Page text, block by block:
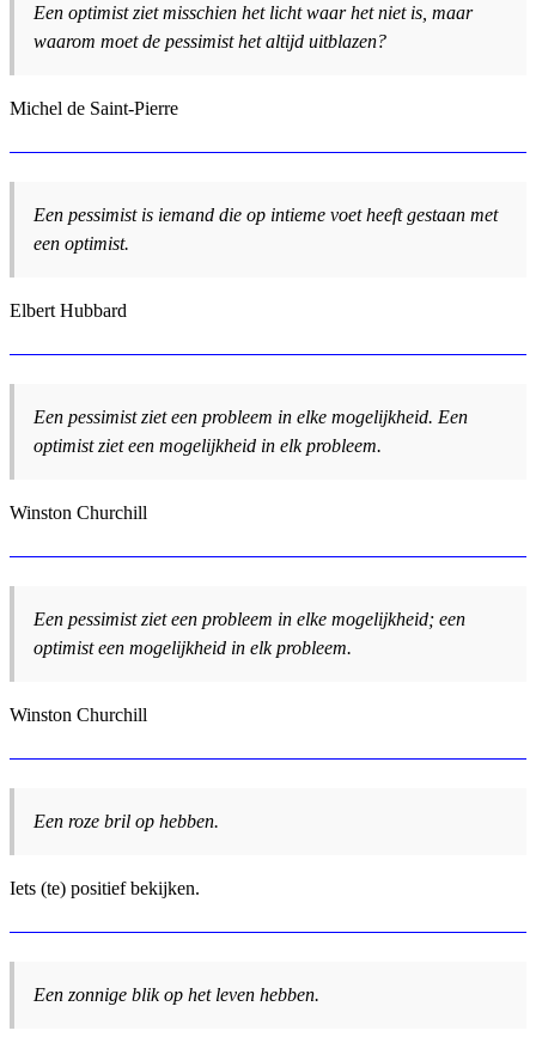
Een optimist ziet misschien het licht waar het niet is, maar
waarom moet de pessimist het altijd uitblazen?
Michel de Saint-Pierre
Een pessimist is iemand die op intieme voet heeft gestaan met
een optimist.
Elbert Hubbard
Een pessimist ziet een probleem in elke mogelijkheid. Een
optimist ziet een mogelijkheid in elk probleem.
Winston Churchill
Een pessimist ziet een probleem in elke mogelijkheid; een
optimist een mogelijkheid in elk probleem.
Winston Churchill
Een roze bril op hebben.
Iets (te) positief bekijken.
Een zonnige blik op het leven hebben.